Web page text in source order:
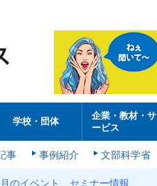
学校・団体
企業・教材・サ
ービス
事 事例紹介 文部科学省
のイベント、セミナー情報